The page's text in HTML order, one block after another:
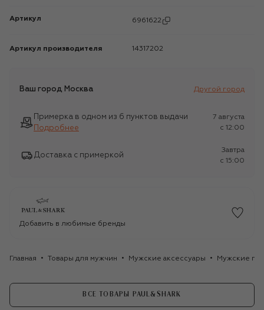
Артикул 6961622
Артикул производителя 14317202
Ваш город Москва Другой город
Примерка в одном из 6 пунктов выдачи
Подробнее
7 августа
c 12:00
Доставка с примеркой
Завтра
c 15:00
Добавить в любимые бренды
Главная Товары для мужчин Мужские аксессуары Мужские
ВСЕ ТОВАРЫ PAUL&SHARK